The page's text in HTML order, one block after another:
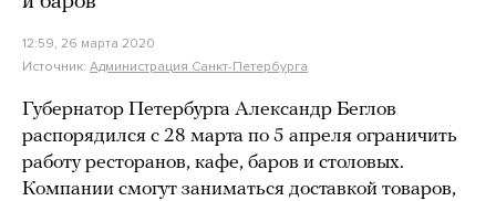
12:59, 26 марта 2020
Источник: Администрация Санкт-Петербурга
Губернатор Петербурга Александр Беглов
распорядился с 28 марта по 5 апреля ограничить
работу ресторанов, кафе, баров и столовых.
Компании смогут заниматься доставкой товаров,